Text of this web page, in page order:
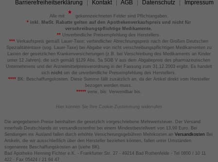
Barrierefreiheitserklärung Kontakt AGB Datenschutz Impressum
Alle mit
gekennzeichneten Felder sind Pflichtangaben.
*inkl. MwSt. Rabatte gelten auf den Apothekenverkaufspreis und nicht für
verschreibungspflichtige Medikamente.
** Unverbindliche Preisempfehlung des Herstellers.
*** Verkaufspreis gemäß Lauer-Taxe; verbindlicher Abrechnungspreis nach der Großen Deutschen
Spezialitätentaxe (sog. Lauer-Taxe) bei Abgabe von nicht verschreibungspflichtigen Medikamenten zu
Lasten der gesetzlichen Krankenversicherungen (z.B. bei Verschreibung des Medikaments an Kinder
unter 12 Jahren), die sich gemäß §129 Abs. 5a SGB V aus dem Abgabepreis des pharmazeutischen
Unternehmens und der Arzneimittelpreisverordnung in der Fassung zum 31.12.2003 ergibt. Es handelt
sich nicht um die unverbindliche Preisempfehlung des Herstellers.
****BK: Beschaffungskosten. Diese Summe fällt zusätzlich an, da der Artikel direkt vom Hersteller
bezogen werden muss.
*****verw. bis: Verwendbar bis.
Hier können Sie Ihre Cookie-Zustimmung widerrufen
Die angegebenen Preise beinhalten die gesetzlich vorgeschriebene Mehrwertsteuer. Der Versand
innerhalb Deutschlands ist versandkostenfrei bei einem Mindestbestellwert von 13,99 Euro. Bei
Sendungen ins Ausland fallen durch erhöhte Versicherungsgebühren Mehrkosten an VersandkostenBei
Artikeln, die wir ausschließlich über den Hersteller beziehen können, fallen unter Umständen
sogenannte Beschaffungskosten an (siehe BK).
Bad Apotheke Henning Fichter e.K. - Frankfurter Str. 27 - 49214 Bad Rothenfelde - Tel 0800 / 10 11
422 - Fax 05424 / 21 64 47